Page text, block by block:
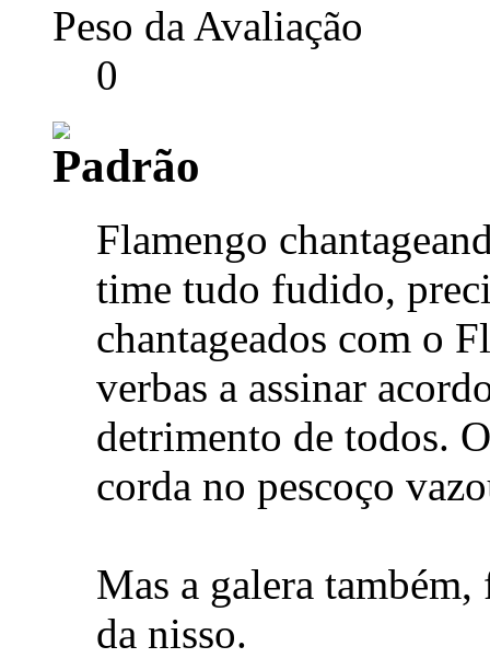
Peso da Avaliação
0
Flamengo
time tudo fudido,
chantageados com o
verbas a assinar
detrimento de todos.
corda no pescoço
Mas a galera
da nisso.